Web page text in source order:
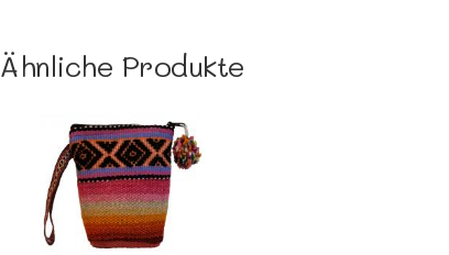
Ähnliche Produkte